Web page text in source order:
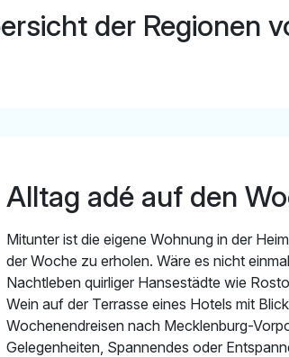
der Regionen
Alltag adé auf den
Mitunter ist die eigene Wohnung in der
der Woche zu erholen. Wäre es nicht
Nachtleben quirliger Hansestädte wie
Wein auf der Terrasse eines Hotels mit
Wochenendreisen nach Mecklenburg-
Gelegenheiten, Spannendes oder